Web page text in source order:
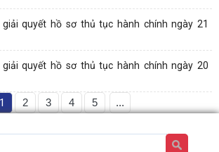
quyết hồ sơ thủ tục hành chính ngày 21
quyết hồ sơ thủ tục hành chính ngày 20
1 2 3 4 5 ...